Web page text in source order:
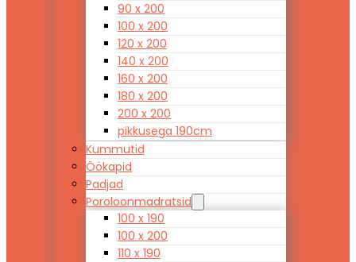
90 x 200
100 x 200
120 x 200
140 x 200
160 x 200
180 x 200
200 x 200
pikkusega 190cm
Kummutid
Öökapid
Padjad
Poroloonmadratsid
100 x 190
100 x 200
110 x 190